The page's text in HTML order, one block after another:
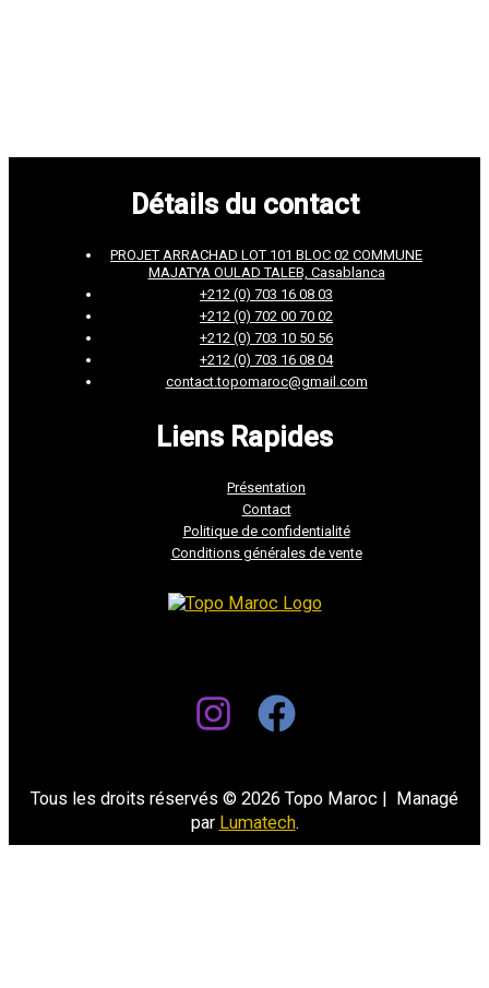
Détails du contact
PROJET ARRACHAD LOT 101 BLOC 02 COMMUNE
MAJATYA OULAD TALEB, Casablanca
+212 (0) 703 16 08 03
+212 (0) 702 00 70 02
+212 (0) 703 10 50 56
+212 (0) 703 16 08 04
contact.topomaroc@gmail.com
Liens Rapides
Présentation
Contact
Politique de confidentialité
Conditions générales de vente
Tous les droits réservés © 2026 Topo Maroc | Managé
par Lumatech.